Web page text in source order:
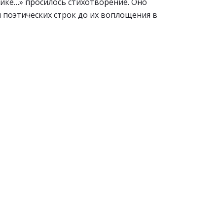
строк до их воплощения в